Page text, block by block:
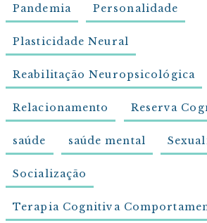
Pandemia Personalidade
Plasticidade Neural
Reabilitação Neuropsicológica
Relacionamento Reserva
saúde saúde mental
Socialização
Terapia Cognitiva